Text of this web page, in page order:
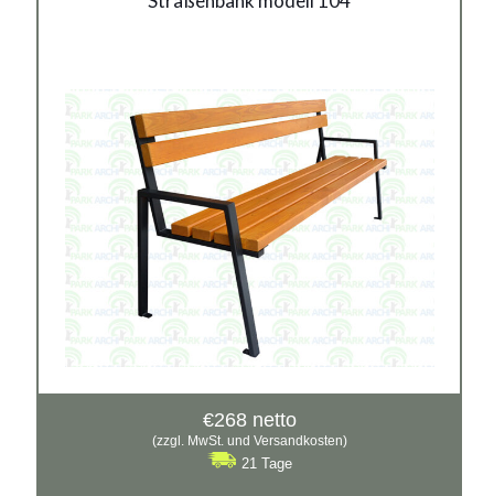
Siehe mehr
€268 netto
(zzgl. MwSt. und Versandkosten)
21 Tage